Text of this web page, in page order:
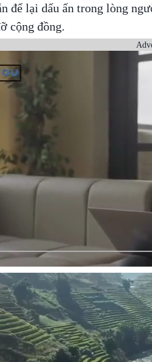
để lại dấu ấn trong lòng
cộng đồng.